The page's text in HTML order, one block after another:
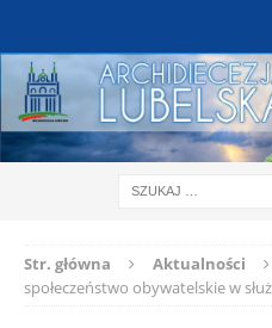
Str. główna Aktualności
społeczeństwo obywatelskie w